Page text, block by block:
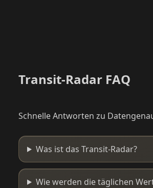
Transit-Radar FAQ
Schnelle Antworten zu
Was ist das Transit-Radar?
Wie werden die täglichen